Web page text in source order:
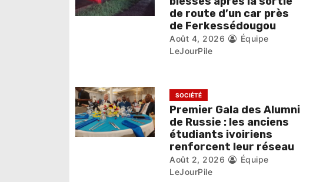
’
t
i
c
de route d’un car près
de Ferkessédougou
Août 4, 2026
Équipe
LeJourPile
SOCIÉTÉ
Premier Gala des Alumni
de Russie : les anciens
étudiants ivoiriens
renforcent leur réseau
Août 2, 2026
Équipe
LeJourPile